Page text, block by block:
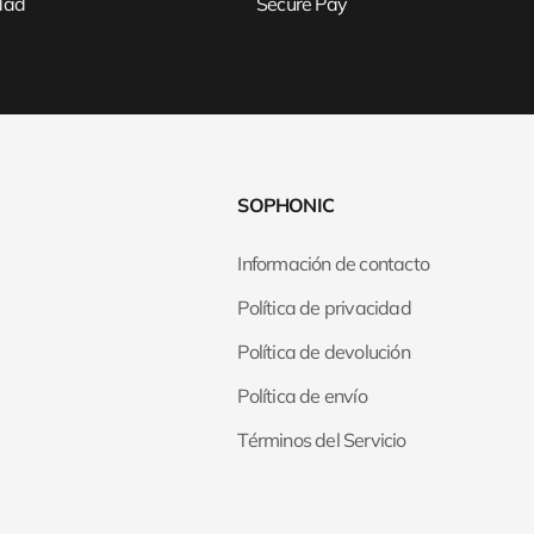
SOPHONIC
Información de contacto
Política de privacidad
Política de devolución
Política de envío
Términos del Servicio